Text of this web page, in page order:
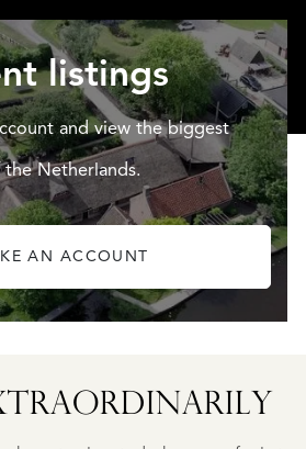
listings
and view the biggest
Netherlands.
AN ACCOUNT
12